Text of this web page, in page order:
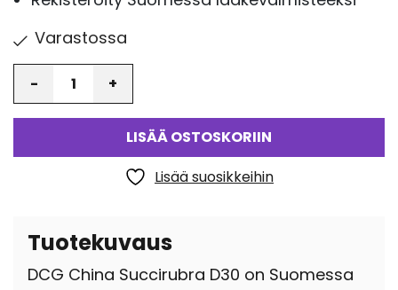
Varastossa
LISÄÄ OSTOSKORIIN
Lisää suosikkeihin
Tuotekuvaus
DCG China Succirubra D30 on Suomessa